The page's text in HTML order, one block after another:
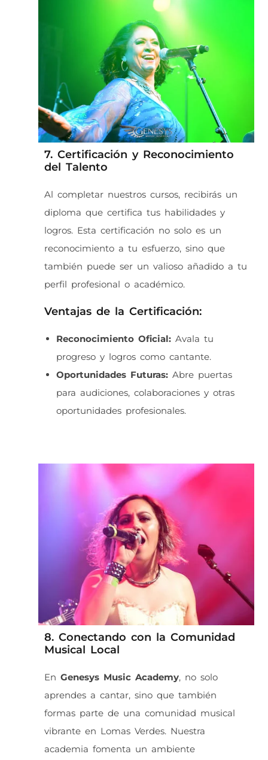
7. Certificación y Reconocimiento
del Talento
Al completar nuestros cursos, recibirás un
diploma que certifica tus habilidades y
logros. Esta certificación no solo es un
reconocimiento a tu esfuerzo, sino que
también puede ser un valioso añadido a tu
perfil profesional o académico.
Ventajas de la Certificación:
Reconocimiento Oficial:Avala tu
progreso y logros como cantante.
Oportunidades Futuras:Abre puertas
para audiciones, colaboraciones y otras
oportunidades profesionales.
8. Conectando con la Comunidad
Musical Local
En Genesys Music Academy, no solo
aprendes a cantar, sino que también
formas parte de una comunidad musical
vibrante en Lomas Verdes. Nuestra
academia fomenta un ambiente